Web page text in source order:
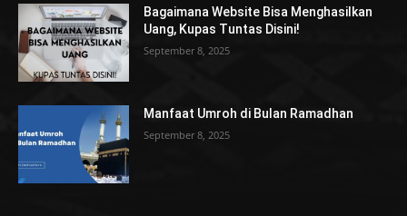
Bagaimana Website Bisa Menghasilkan
Uang, Kupas Tuntas Disini!
September 8, 2025
Manfaat Umroh di Bulan Ramadhan
September 8, 2025